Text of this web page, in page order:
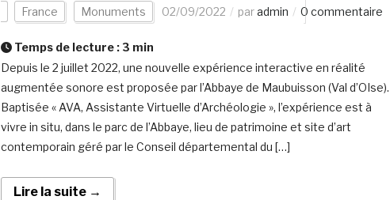
France Monuments 02/09/2022 paradmin 0 commentaire
Temps de lecture : 3 min
Depuis le 2 juillet 2022, une nouvelle expérience interactive en réalité
augmentée sonore est proposée par l’Abbaye de Maubuisson (Val d’OIse).
Baptisée « AVA, Assistante Virtuelle d’Archéologie », l’expérience est à
vivre in situ, dans le parc de l’Abbaye, lieu de patrimoine et site d’art
contemporain géré par le Conseil départemental du […]
Lire la suite →